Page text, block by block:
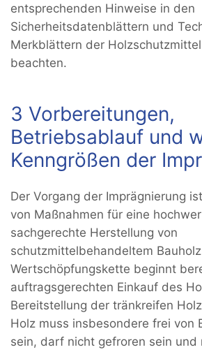
entsprechenden Hinweise in den
Sicherheitsdatenblättern und
Merkblättern der
beachten.
3 Vorbereitungen,
Betriebsablauf und
Kenngrößen der
Der Vorgang der Imprägnierung
von Maßnahmen für eine
sachgerechte Herstellung von
schutzmittelbehandeltem
Wertschöpfungskette beginnt
auftragsgerechten Einkauf des
Bereitstellung der tränkreifen
Holz muss insbesondere frei von
sein, darf nicht gefroren sein und